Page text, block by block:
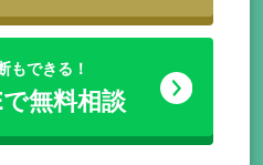
もできる！
無料相談